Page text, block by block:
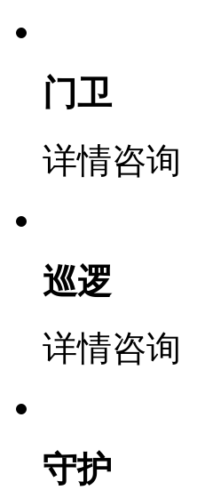
门卫
详情咨询
巡逻
详情咨询
守护